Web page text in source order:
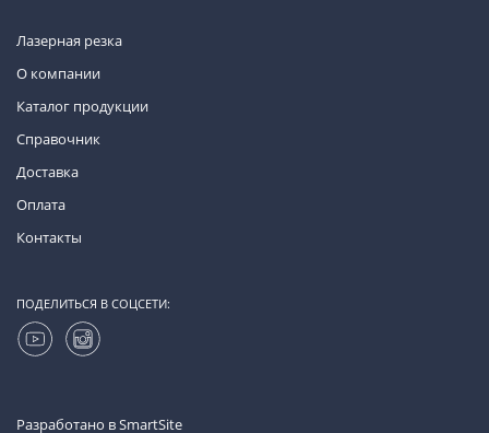
Лазерная резка
О компании
Каталог продукции
Справочник
Доставка
Оплата
Контакты
ПОДЕЛИТЬСЯ В СОЦСЕТИ:
Разработано вSmartSite